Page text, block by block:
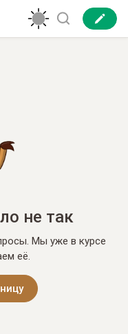
не так
Мы уже в курсе
её.